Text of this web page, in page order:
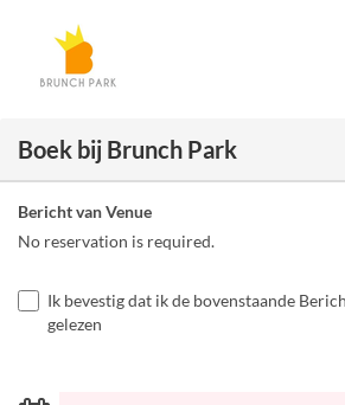
Boek bij Brunch Park
Bericht van Venue
No reservation is required.
Ik bevestig dat ik de bovenstaande
gelezen